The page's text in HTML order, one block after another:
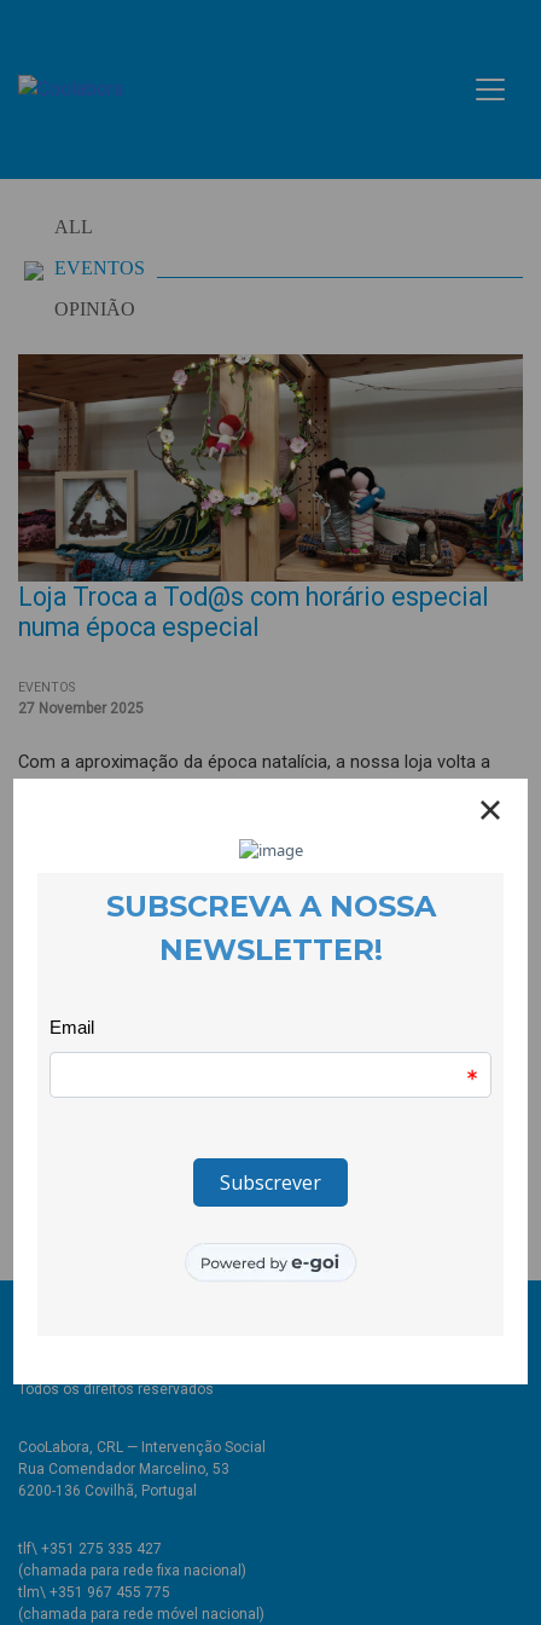
content
ALL
EVENTOS
OPINIÃO
Loja Troca a Tod@s com horário especial
numa época especial
EVENTOS
27 November 2025
Com a aproximação da época natalícia, a nossa loja volta a
criatividade e a dedicação de quem o produz, transformando o
Convidamo-la/o a descobrir uma selecção de presentes
originais e autênticos, ideais para oferecer nesta quadra. Ao
escolher produtos locais, apoia o talento da nossa
Visite-nos e deixe-se inspirar pelas novas ideias que começam
a anunciar o espírito de Natal.
Loja Troca a Tod@s, onde o Natal é feito à mão e com o
De 2ª-feira a 6ª-feira: das 9h às 19h
Sábados 6/12, 13/12 e 20/12: das 10h às 13h
Todos os direitos reservados
CooLabora, CRL — Intervenção Social
Rua Comendador Marcelino, 53
6200-136 Covilhã, Portugal
tlf\ +351 275 335 427
(chamada para rede fixa nacional)
tlm\ +351 967 455 775
(chamada para rede móvel nacional)